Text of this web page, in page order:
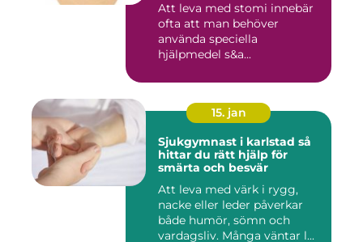
Att leva med stomi innebär
ofta att man behöver
använda speciella
hjälpmedel s&a...
15. jan
Sjukgymnast i karlstad så
hittar du rätt hjälp för
smärta och besvär
Att leva med värk i rygg,
nacke eller leder påverkar
både humör, sömn och
vardagsliv. Många väntar l...